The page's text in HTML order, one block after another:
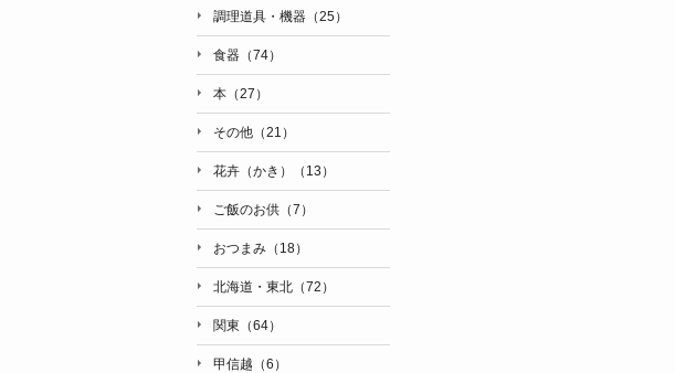
調理道具・機器（25）
食器（74）
本（27）
その他（21）
花卉（かき）（13）
ご飯のお供（7）
おつまみ（18）
北海道・東北（72）
関東（64）
甲信越（6）